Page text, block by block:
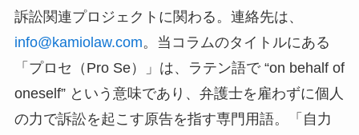
訴訟関連プロジェクトに関わる。連絡先は、
info@kamiolaw.com。当コラムのタイトルにある
「プロセ（Pro Se）」は、ラテン語で “on behalf of
oneself” という意味であり、弁護士を雇わずに個人
の力で訴訟を起こす原告を指す専門用語。「自力